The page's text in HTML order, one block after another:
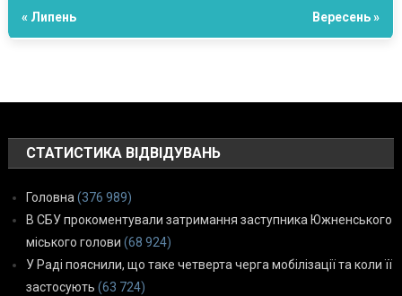
« Липень Вересень »
СТАТИСТИКА ВІДВІДУВАНЬ
Головна(376 989)
В СБУ прокоментували затримання заступника Южненського
міського голови (68 924)
У Раді пояснили, що таке четверта черга мобілізації та коли її
застосують (63 724)